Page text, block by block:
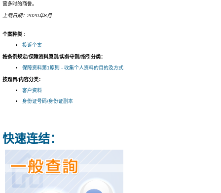
营多时的商誉。
上载日期：2020年8月
个案种类 :
投诉个案
按条例规定/保障资料原则/实务守则/指引分类：
保障资料第1原则 - 收集个人资料的目的及方式
按题目/内容分类：
客户资料
身份证号码/身份证副本
快速连结：